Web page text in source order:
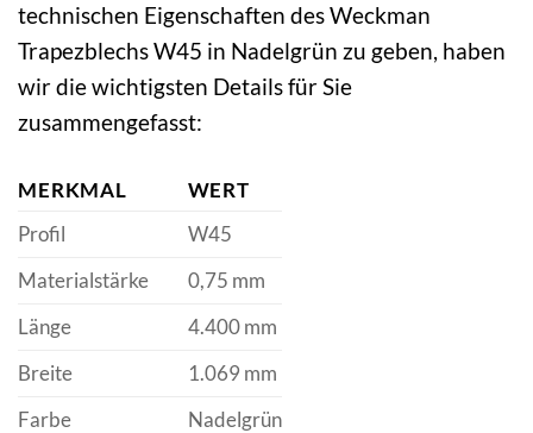
technischen Eigenschaften des Weckman
Trapezblechs W45 in Nadelgrün zu geben, haben
wir die wichtigsten Details für Sie
zusammengefasst:
MERKMAL
WERT
Profil
W45
Materialstärke
0,75 mm
Länge
4.400 mm
Breite
1.069 mm
Farbe
Nadelgrün